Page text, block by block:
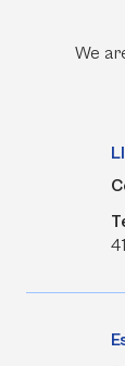
We